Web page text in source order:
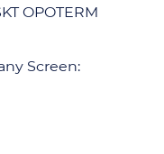
OPOTERM
Screen: